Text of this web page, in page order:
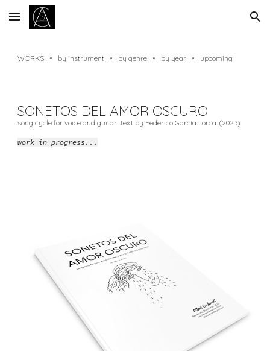
Skip to main content Skip to navigation
WORKS • by instrument • by genre • by year • upcoming
SONETOS DEL AMOR OSCURO
song cycle for voice and guitar. Text by Federico García Lorca. (2023)
work in progress...